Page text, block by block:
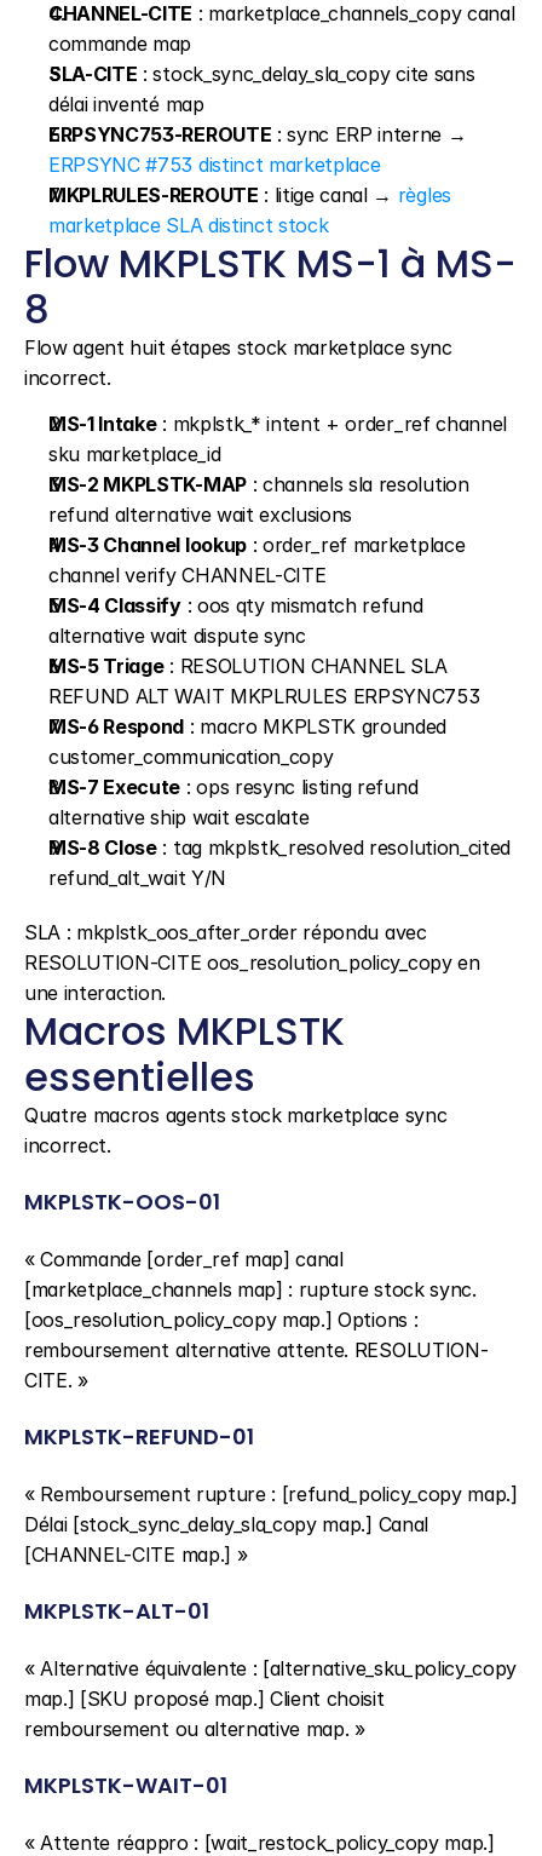
CHANNEL-CITE : marketplace_channels_copy canal
commande map
SLA-CITE : stock_sync_delay_sla_copy cite sans
délai inventé map
ERPSYNC753-REROUTE
ERPSYNC #753 distinct marketplace
MKPLRULES-REROUTE : litige canal → règles
marketplace SLA distinct stock
Flow MKPLSTK MS-1 à MS-
8
Flow agent huit étapes stock marketplace sync
incorrect.
MS-1 Intake : mkplstk_* intent + order_ref channel
sku marketplace_id
MS-2 MKPLSTK-MAP : channels sla resolution
refund alternative wait exclusions
MS-3 Channel lookup : order_ref marketplace
channel verify CHANNEL-CITE
MS-4 Classify : oos qty mismatch refund
alternative wait dispute sync
MS-5 Triage : RESOLUTION CHANNEL SLA
REFUND ALT WAIT MKPLRULES ERPSYNC753
MS-6 Respond : macro MKPLSTK grounded
customer_communication_copy
MS-7 Execute : ops resync listing refund
alternative ship wait escalate
MS-8 Close : tag mkplstk_resolved resolution_cited
refund_alt_wait Y/N
SLA : mkplstk_oos_after_order répondu avec
RESOLUTION-CITE oos_resolution_policy_copy en
une interaction.
Macros MKPLSTK
essentielles
Quatre macros agents stock marketplace sync
incorrect.
MKPLSTK-OOS-01
« Commande [order_ref map] canal
[marketplace_channels map] : rupture stock sync.
[oos_resolution_policy_copy map.] Options :
remboursement alternative attente. RESOLUTION-
CITE. »
MKPLSTK-REFUND-01
« Remboursement rupture : [refund_policy_copy map.]
Délai [stock_sync_delay_sla_copy map.] Canal
[CHANNEL-CITE map.] »
MKPLSTK-ALT-01
« Alternative équivalente : [alternative_sku_policy_copy
map.] [SKU proposé map.] Client choisit
remboursement ou alternative map. »
MKPLSTK-WAIT-01
« Attente réappro : [wait_restock_policy_copy map.]